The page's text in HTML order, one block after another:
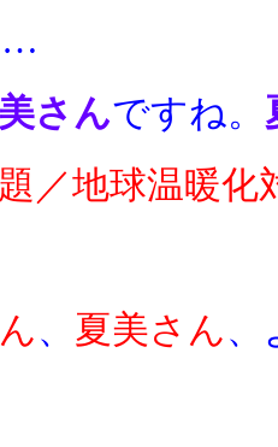
…
さんですね。
／地球温暖化
、 夏美さん、